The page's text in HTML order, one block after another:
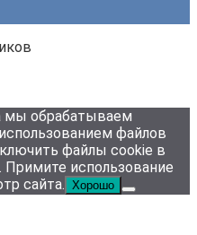
мы обрабатываем
файлов
файлы cookie в
Примите использование
сайта. Хорошо